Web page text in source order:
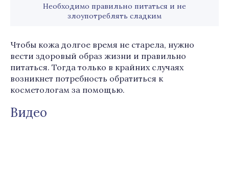
Необходимо правильно питаться и не
злоупотреблять сладким
Чтобы кожа долгое время не старела, нужно
вести здоровый образ жизни и правильно
питаться. Тогда только в крайних случаях
возникнет потребность обратиться к
косметологам за помощью.
Видео